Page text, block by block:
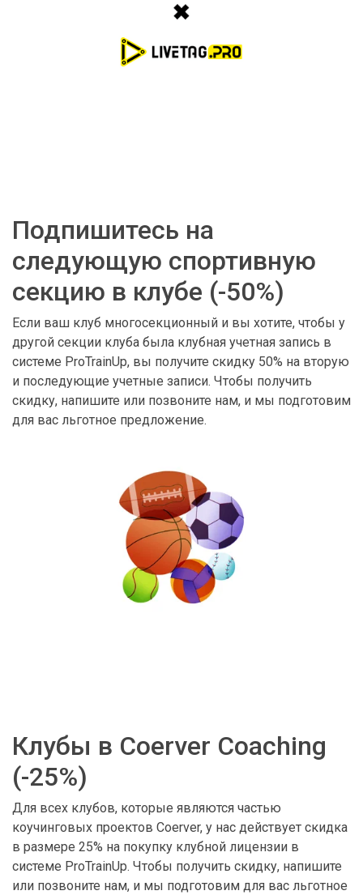
Подпишитесь на
следующую спортивную
секцию в клубе (-50%)
Если ваш клуб многосекционный и вы хотите, чтобы у
другой секции клуба была клубная учетная запись в
системе ProTrainUp, вы получите скидку 50% на вторую
и последующие учетные записи. Чтобы получить
скидку, напишите или позвоните нам, и мы подготовим
для вас льготное предложение.
Клубы в Coerver Coaching
(-25%)
Для всех клубов, которые являются частью
коучинговых проектов Coerver, у нас действует скидка
в размере 25% на покупку клубной лицензии в
системе ProTrainUp. Чтобы получить скидку, напишите
или позвоните нам, и мы подготовим для вас льготное